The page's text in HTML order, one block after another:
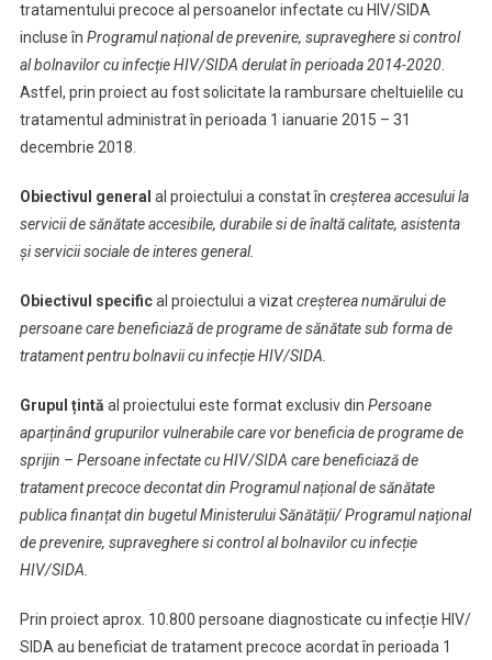
tratamentului precoce al persoanelor infectate cu HIV/SIDA
incluse în Programul național de prevenire, supraveghere si control
al bolnavilor cu infecție HIV/SIDA derulat în perioada 2014-2020.
Astfel, prin proiect au fost solicitate la rambursare cheltuielile cu
tratamentul administrat în perioada 1 ianuarie 2015 – 31
decembrie 2018.
Obiectivul general al proiectului a constat în creșterea accesului la
servicii de sănătate accesibile, durabile si de înaltă calitate, asistenta
şi servicii sociale de interes general.
Obiectivul specifical proiectului a vizatcreșterea numărului de
persoane care beneficiază de programe de sănătate sub forma de
tratament pentru bolnavii cu infecție HIV/SIDA.
Grupul țintă al proiectului este format exclusiv din Persoane
aparținând grupurilor vulnerabile care vor beneficia de programe de
sprijin – Persoane infectate cu HIV/SIDA care beneficiază de
tratament precoce decontat din Programul național de sănătate
publica finanțat din bugetul Ministerului Sănătății/ Programul național
de prevenire, supraveghere si control al bolnavilor cu infecție
HIV/SIDA.
Prin proiect aprox. 10.800 persoane diagnosticate cu infecție HIV/
SIDA au beneficiat de tratament precoce acordat în perioada 1